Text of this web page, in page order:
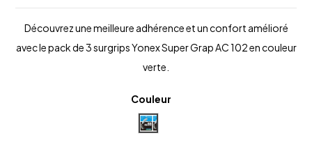
Découvrez une meilleure adhérence et un confort amélioré
avec le pack de 3 surgrips Yonex Super Grap AC 102 en couleur
verte.
Couleur
Vert Citron